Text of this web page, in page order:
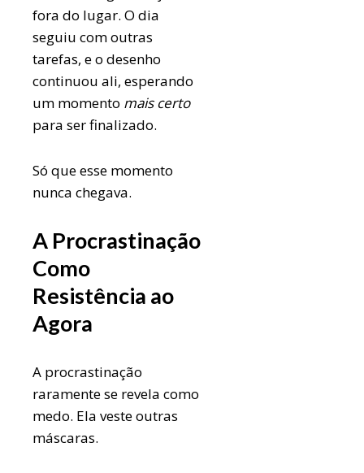
fora do lugar. O dia
seguiu com outras
tarefas, e o desenho
continuou ali, esperando
um momento mais certo
para ser finalizado.
Só que esse momento
nunca chegava.
A Procrastinação
Como
Resistência ao
Agora
A procrastinação
raramente se revela como
medo. Ela veste outras
máscaras.